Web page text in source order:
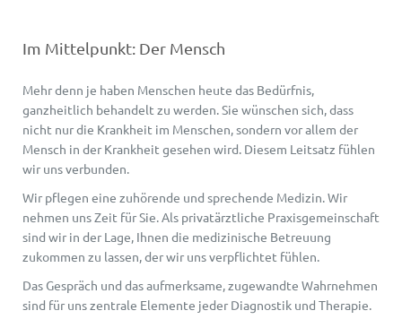
Im Mittelpunkt: Der Mensch
Mehr denn je haben Menschen heute das Bedürfnis,
ganzheitlich behandelt zu werden. Sie wünschen sich, dass
nicht nur die Krankheit im Menschen, sondern vor allem der
Mensch in der Krankheit gesehen wird. Diesem Leitsatz fühlen
wir uns verbunden.
Wir pflegen eine zuhörende und sprechende Medizin. Wir
nehmen uns Zeit für Sie. Als privatärztliche Praxisgemeinschaft
sind wir in der Lage, Ihnen die medizinische Betreuung
zukommen zu lassen, der wir uns verpflichtet fühlen.
Das Gespräch und das aufmerksame, zugewandte Wahrnehmen
sind für uns zentrale Elemente jeder Diagnostik und Therapie.